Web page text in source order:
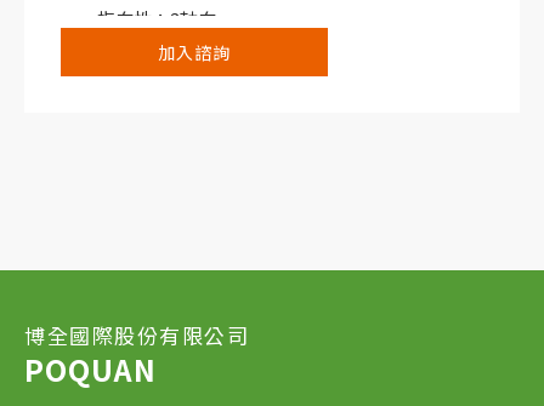
指向性：3軸向。
搭配NHT310寬頻電磁場分析儀或NHT3D選頻/
加入諮詢
博全國際股份有限公司
POQUAN